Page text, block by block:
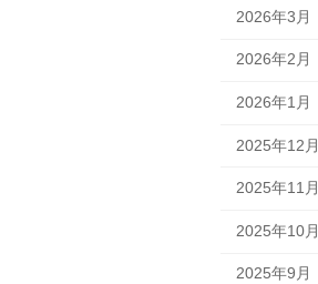
2026年3月
2026年2月
2026年1月
2025年12月
2025年11月
2025年10月
2025年9月